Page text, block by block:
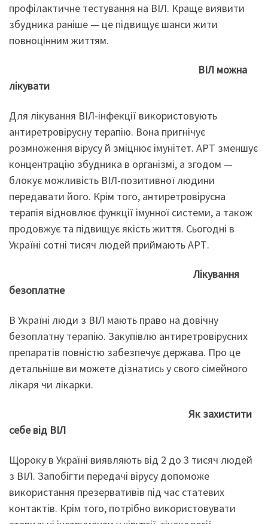
профілактичне тестування на ВІЛ. Краще виявити
збудника раніше — це підвищує шанси жити
повноцінним життям.
ВІЛ можна
лікувати
Для лікування ВІЛ-інфекції використовують
антиретровірусну терапію. Вона пригнічує
розмноження вірусу й зміцнює імунітет. АРТ зменшує
концентрацію збудника в організмі, а згодом —
блокує можливість ВІЛ-позитивної людини
передавати його. Крім того, антиретровірусна
терапія відновлює функції імунної системи, а також
продовжує та підвищує якість життя. Сьогодні в
Україні сотні тисяч людей приймають АРТ.
Лікування
безоплатне
В Україні люди з ВІЛ мають право на довічну
безоплатну терапію. Закупівлю антиретровірусних
препаратів повністю забезпечує держава. Про це
детальніше ви можете дізнатись у свого сімейного
лікаря чи лікарки.
Як захистити
себе від ВІЛ
Щороку в Україні виявляють від 2 до 3 тисяч людей
з ВІЛ. Запобігти передачі вірусу допоможе
використання презервативів під час статевих
контактів. Крім того, потрібно використовувати